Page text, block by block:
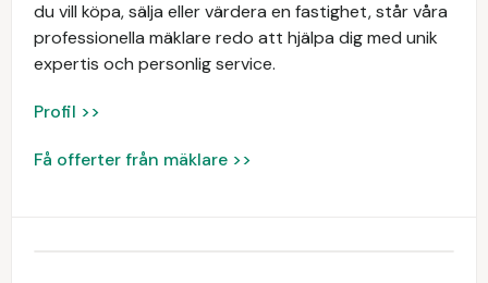
du vill köpa, sälja eller värdera en fastighet, står våra
professionella mäklare redo att hjälpa dig med unik
expertis och personlig service.
Profil >>
Få offerter från mäklare >>